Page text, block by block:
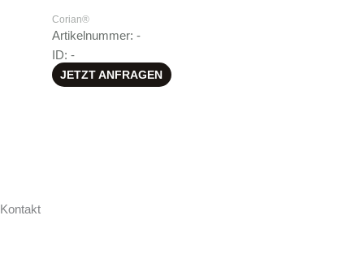
Corian®
Artikelnummer: -
ID: -
JETZT ANFRAGEN
Kontakt